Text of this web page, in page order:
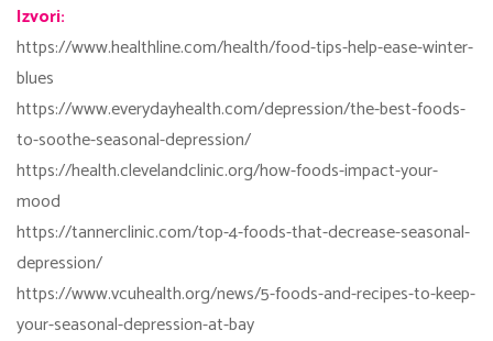
Izvori:
https://www.healthline.com/health/food-tips-help-ease-winter-
blues
https://www.everydayhealth.com/depression/the-best-foods-
to-soothe-seasonal-depression/
https://health.clevelandclinic.org/how-foods-impact-your-
mood
https://tannerclinic.com/top-4-foods-that-decrease-seasonal-
depression/
https://www.vcuhealth.org/news/5-foods-and-recipes-to-keep-
your-seasonal-depression-at-bay